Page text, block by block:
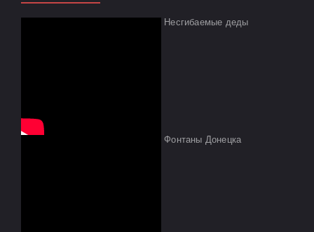
Несгибаемые деды
Фонтаны Донецка